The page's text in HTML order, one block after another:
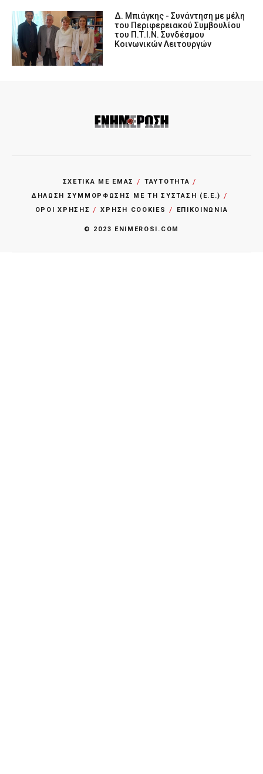
Δ. Μπιάγκης - Συνάντηση με μέλη
του Περιφερειακού Συμβουλίου
του Π.Τ.Ι.Ν. Συνδέσμου
Κοινωνικών Λειτουργών
ΣΧΕΤΙΚΑ ΜΕ ΕΜΑΣ
ΤΑΥΤΟΤΗΤΑ
ΔΗΛΩΣΗ ΣΥΜΜΟΡΦΩΣΗΣ ΜΕ ΤΗ ΣΥΣΤΑΣΗ (Ε.Ε.)
ΌΡΟΙ ΧΡΗΣΗΣ
ΧΡΗΣΗ COOKIES ΕΠΙΚΟΙΝΩΝΙΑ
© 2023 ENIMEROSI.COM